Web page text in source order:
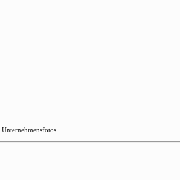
Unternehmensfotos